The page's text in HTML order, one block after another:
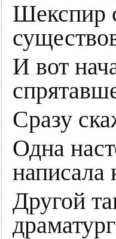
Шекспир
И вот
Сразу
Одна
написала
Другой